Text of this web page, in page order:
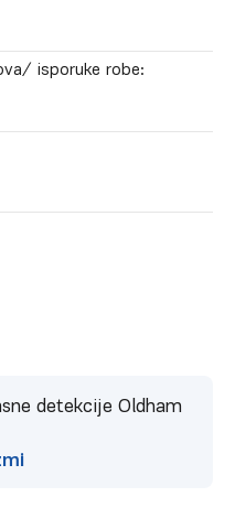
isporuke robe:
detekcije Oldham